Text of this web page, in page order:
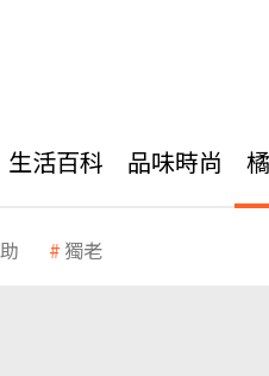
生活百科 品味時尚
獨老